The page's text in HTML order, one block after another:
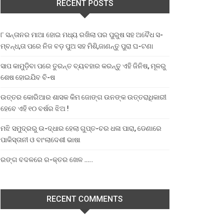
RECENT POSTS
୮ ସନ୍ତାନର ମାଆ ହୋଇ ମଧ୍ୟ ରଖିଲା ପର ପୁରୁଷ ସହ ଅବୈଧ ସ-
ମ୍ବନ୍ଧ,ତା ପରେ ନିଜ ବଡ଼ ପୁଅ ସହ ମିଶି,ଜାଣନ୍ତୁ ପୁରା ଘ-ଟଣା
ସାପ କାମୁଡ଼ିବା ପରେ ତୁରନ୍ତ ବ୍ୟବହାର କରନ୍ତୁ ଏହି ଜିନିଷ, ମୂଳରୁ
ଶେଷ ହୋଇଯିବ ବି-ଷ
ଉତ୍ତର କୋରିଆର ଶାସକ କିମ ଜୋଙ୍ଗ ଉନଙ୍କ ଉତ୍ତରାଧିକାରୀ
ହେବେ ଏହି ୧୦ ବର୍ଷର ଝିଅ !
ମଝି ସମୁଦ୍ରରୁ ଉ-ଦ୍ଧାର ହେଲା ଗୁପ୍ତ-ଚର ଧଳା ପାରା, ଡେଣାରେ
ପାକିସ୍ତାନୀ ଓ ବାଂଲାଦେଶୀ ଭାଷା
ରଙ୍ଗ ବଦଳରେ ର-କ୍ତର ଖେଳ …..
RECENT COMMENTS